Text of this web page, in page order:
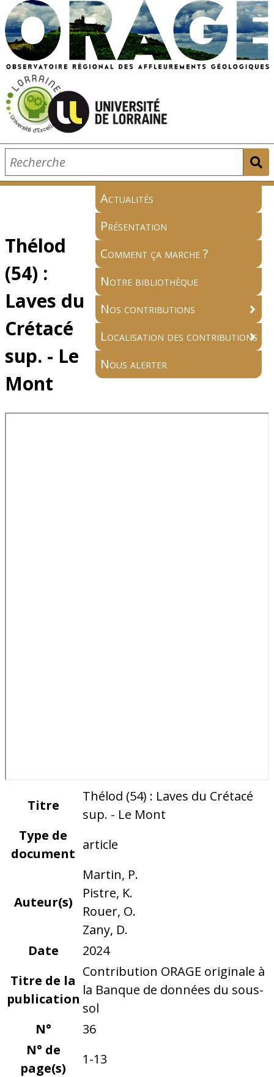
Actualités
Présentation
Comment ça marche ?
Notre bibliothèque
Nos contributions
Localisation des contributions
Nous alerter
Thélod
(54) :
Laves du
Crétacé
sup. - Le
Mont
Titre
Thélod (54) : Laves du Crétacé
sup. - Le Mont
Type de
document
article
Auteur(s)
Martin, P.
Pistre, K.
Rouer, O.
Zany, D.
Date
2024
Titre de la
publication
Contribution ORAGE originale à
la Banque de données du sous-
sol
N°
36
N° de
page(s)
1-13